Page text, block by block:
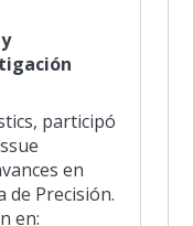
participó
en
de Precisión.
en: